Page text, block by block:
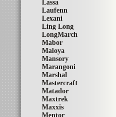
Lassa
Laufenn
Lexani
Ling Long
LongMarch
Mabor
Maloya
Mansory
Marangoni
Marshal
Mastercraft
Matador
Maxtrek
Maxxis
Mentor